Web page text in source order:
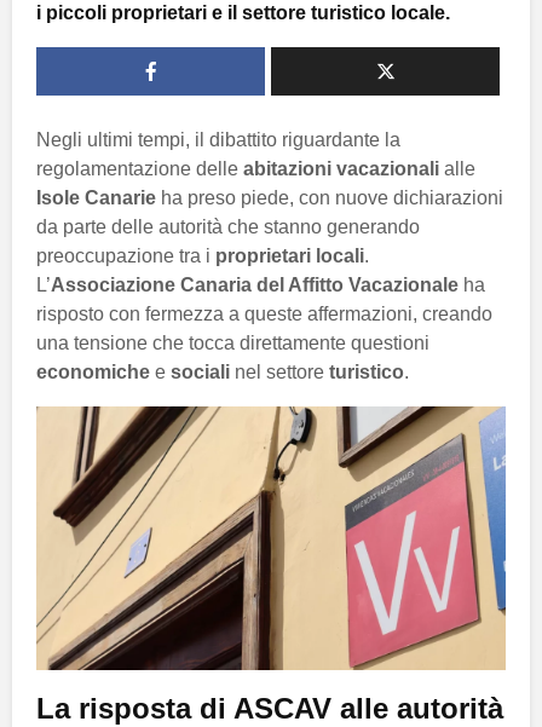
i piccoli proprietari e il settore turistico locale.
Negli ultimi tempi, il dibattito riguardante la
regolamentazione delle abitazioni vacazionali alle
Isole Canarie ha preso piede, con nuove dichiarazioni
da parte delle autorità che stanno generando
preoccupazione tra i proprietari locali.
L’Associazione Canaria del Affitto Vacazionale ha
risposto con fermezza a queste affermazioni, creando
una tensione che tocca direttamente questioni
economiche e sociali nel settore turistico.
La risposta di ASCAV alle autorità